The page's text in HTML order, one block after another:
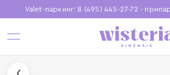
Valet-паркинг: 8 (495) 445-27-72 -
Бесплатная доставка при
Установите приложение, чтобы